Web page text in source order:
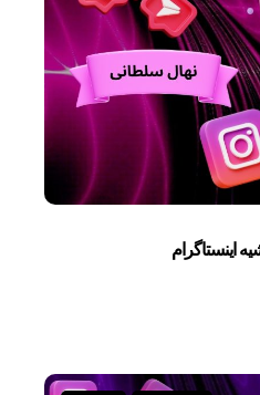
اینستاگرام